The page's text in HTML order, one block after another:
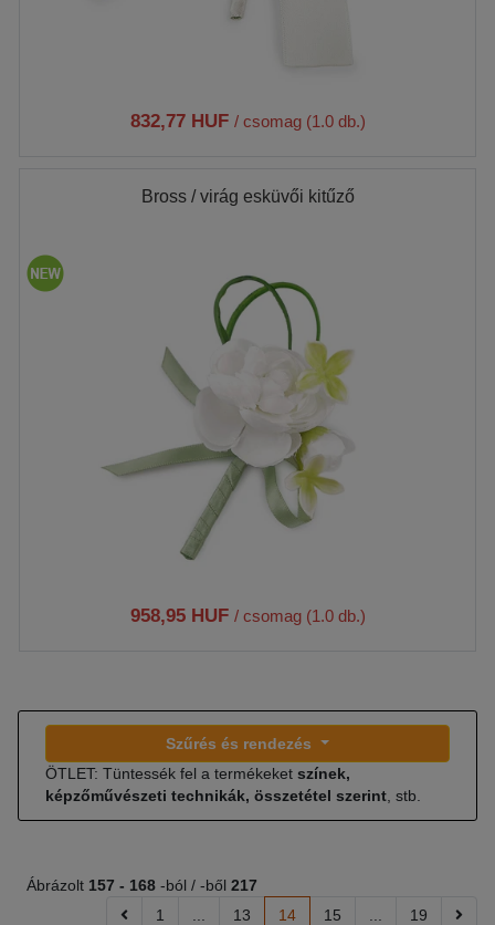
832,77 HUF / csomag (1.0 db.)
Bross / virág esküvői kitűző
958,95 HUF / csomag (1.0 db.)
Szűrés és rendezés
ÖTLET: Tüntessék fel a termékeket színek,
képzőművészeti technikák, összetétel szerint , stb.
Ábrázolt 157 - 168 -ból / -ből 217
1
13 14 15 19